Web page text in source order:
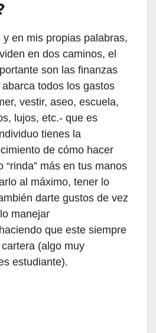
en mis propias palabras,
en dos caminos, el
son las finanzas
todos los gastos
vestir, aseo, escuela,
lujos, etc.- que es
tienes la
de cómo hacer
“rinda” más en tus manos
al máximo, tener lo
darte gustos de vez
manejar
que este siempre
(algo muy
estudiante).